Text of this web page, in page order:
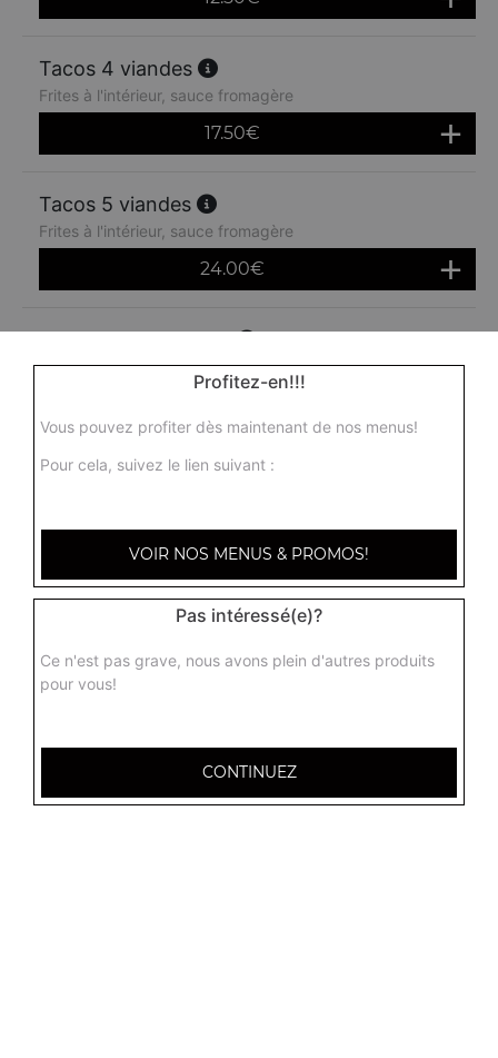
Tacos 4 viandes
Frites à l'intérieur, sauce fromagère
17.50€
Tacos 5 viandes
Frites à l'intérieur, sauce fromagère
24.00€
Frites à l'intérieur, sauce fromagère + 1 boisson 33 cl
Menu tacos 2 viandes
Menu tacos 3 viandes
Menu tacos 4 viandes
Frites à l'intérieur, sauce fromagère + 1 boisson 33 cl
18.50€
Profitez-en!!!
Vous pouvez profiter dès maintenant de nos menus!
Pour cela, suivez le lien suivant :
VOIR NOS MENUS & PROMOS!
Pas intéressé(e)?
Ce n'est pas grave, nous avons plein d'autres produits
pour vous!
CONTINUEZ